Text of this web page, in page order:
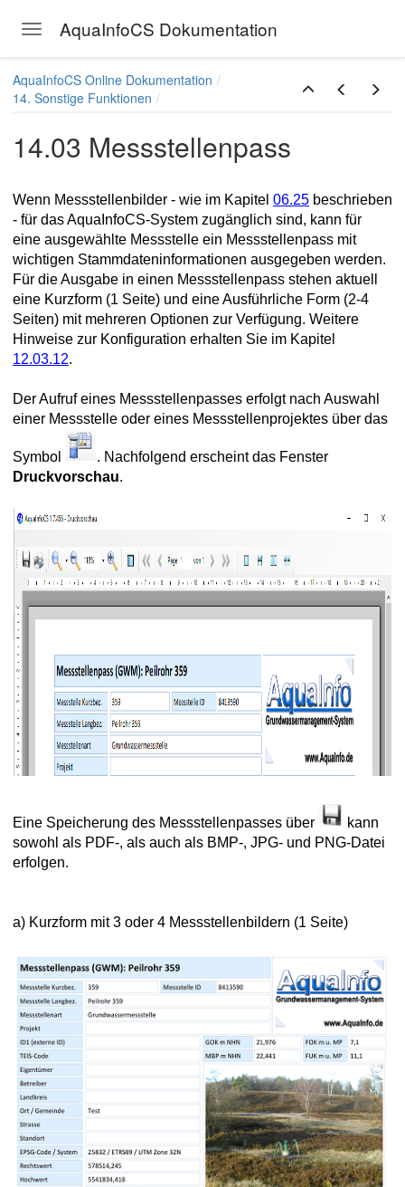
Toggle navigation
AquaInfoCS Dokumentation
Ausbauprofileinstellungen
Thies Klima
Messstellen
AquaInfoCS Online Dokumentation
14. Sonstige Funktionen
14.03 Messstellenpass
Wenn Messstellenbilder - wie im Kapitel 06.25 beschrieben
- für das AquaInfoCS-System zugänglich sind, kann für
eine ausgewählte Messstelle ein Messstellenpass mit
wichtigen Stammdateninformationen ausgegeben werden.
Für die Ausgabe in einen Messstellenpass stehen aktuell
eine Kurzform (1 Seite) und eine Ausführliche Form (2-4
Seiten) mit mehreren Optionen zur Verfügung. Weitere
Hinweise zur Konfiguration erhalten Sie im Kapitel
12.03.12.
Der Aufruf eines Messstellenpasses erfolgt nach Auswahl
einer Messstelle oder eines Messstellenprojektes über das
Symbol
. Nachfolgend erscheint das Fenster
Druckvorschau.
Eine Speicherung des Messstellenpasses über
kann
sowohl als PDF-, als auch als BMP-, JPG- und PNG-Datei
erfolgen.
a) Kurzform mit 3 oder 4 Messstellenbildern (1 Seite)